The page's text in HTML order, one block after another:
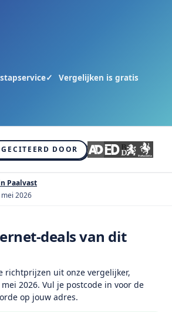
Vergelijken is gratis
DOOR
Paalvast
2026
deals van dit
richtprijzen uit onze vergelijker,
2026. Vul je postcode in voor de
op jouw adres.